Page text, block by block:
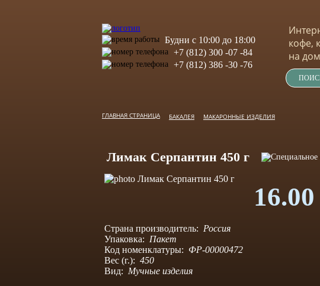
Будни с 10:00 до 18:00
+7 (812) 300 -07 -84
+7 (812) 386 -30 -76
кофе,
на
ГЛАВНАЯ СТРАНИЦА БАКАЛЕЯ МАКАРОННЫЕ ИЗДЕЛИЯ
Лимак Серпантин 450 г
Страна производитель: Россия
Упаковка: Пакет
Код номенклатуры: ФР-00000472
Вес (г.): 450
Вид: Мучные изделия